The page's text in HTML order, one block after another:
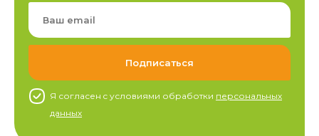
Я согласен c условиями обработки персональных
данных